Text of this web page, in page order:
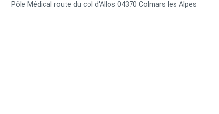
Pôle Médical route du col d'Allos 04370 Colmars les Alpes.